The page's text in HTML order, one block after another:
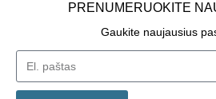
PRENUMERUOKITE
Gaukite naujausius